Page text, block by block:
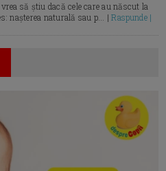
să știu dacă cele care au născut la
nașterea naturală sau p... |Raspunde |